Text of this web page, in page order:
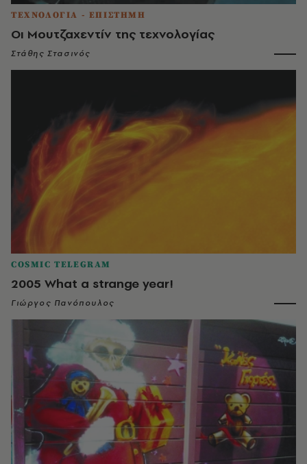
ΤΕΧΝΟΛΟΓΙΑ - ΕΠΙΣΤΗΜΗ
Oι Μουτζαχεντίν της τεχνολογίας
Στάθης Στασινός
COSMIC TELEGRAM
2005 What a strange year!
Γιώργος Πανόπουλος